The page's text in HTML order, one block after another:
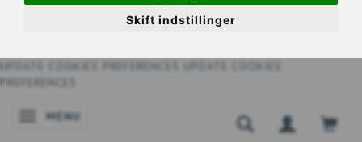
Skift indstillinger
UPDATE COOKIES PREFERENCES
UPDATE COOKIES
PREFERENCES
SKIFTE NAVIGATION
MENU